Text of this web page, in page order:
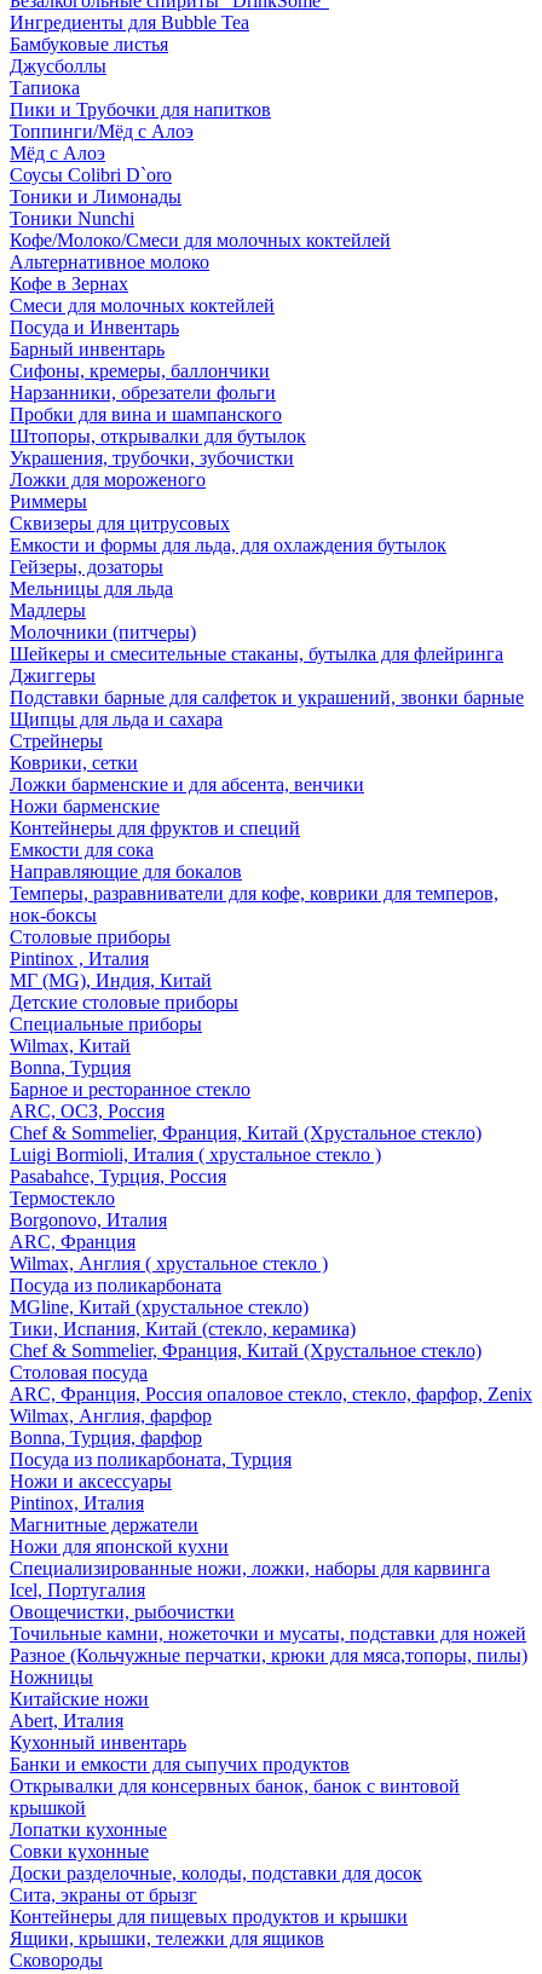
Ингредиенты для Bubble Tea
Бамбуковые листья
Джусболлы
Тапиока
Пики и Трубочки для напитков
Топпинги/Мёд с Алоэ
Мёд с Алоэ
Соусы Colibri D`oro
Тоники и Лимонады
Тоники Nunchi
Кофе/Молоко/Смеси для молочных коктейлей
Альтернативное молоко
Кофе в Зернах
Смеси для молочных коктейлей
Посуда и Инвентарь
Барный инвентарь
Сифоны, кремеры, баллончики
Нарзанники, обрезатели фольги
Пробки для вина и шампанского
Штопоры, открывалки для бутылок
Украшения, трубочки, зубочистки
Ложки для мороженого
Риммеры
Сквизеры для цитрусовых
Емкости и формы для льда, для охлаждения бутылок
Гейзеры, дозаторы
Мельницы для льда
Мадлеры
Молочники (питчеры)
Шейкеры и смесительные стаканы, бутылка для флейринга
Джиггеры
Подставки барные для салфеток и украшений, звонки барные
Щипцы для льда и сахара
Стрейнеры
Коврики, сетки
Ложки барменские и для абсента, венчики
Ножи барменские
Контейнеры для фруктов и специй
Емкости для сока
Направляющие для бокалов
Темперы, разравниватели для кофе, коврики для темперов,
нок-боксы
Столовые приборы
Pintinox , Италия
МГ (MG), Индия, Китай
Детские столовые приборы
Специальные приборы
Wilmax, Китай
Bonna, Турция
Барное и ресторанное стекло
ARC, ОСЗ, Россия
Chef & Sommelier, Франция, Китай (Хрустальное стекло)
Luigi Bormioli, Италия ( хрустальное стекло )
Pasabahce, Турция, Россия
Термостекло
Borgonovo, Италия
ARC, Франция
Wilmax, Англия ( хрустальное стекло )
Посуда из поликарбоната
MGline, Китай (хрустальное стекло)
Тики, Испания, Китай (стекло, керамика)
Chef & Sommelier, Франция, Китай (Хрустальное стекло)
Столовая посуда
ARC, Франция, Россия опаловое стекло, стекло, фарфор, Zenix
Wilmax, Англия, фарфор
Bonna, Турция, фарфор
Посуда из поликарбоната, Турция
Ножи и аксессуары
Pintinox, Италия
Магнитные держатели
Ножи для японской кухни
Специализированные ножи, ложки, наборы для карвинга
Icel, Португалия
Овощечистки, рыбочистки
Точильные камни, ножеточки и мусаты, подставки для ножей
Разное (Кольчужные перчатки, крюки для мяса,топоры, пилы)
Ножницы
Китайские ножи
Abert, Италия
Кухонный инвентарь
Банки и емкости для сыпучих продуктов
Открывалки для консервных банок, банок с винтовой
крышкой
Лопатки кухонные
Совки кухонные
Доски разделочные, колоды, подставки для досок
Сита, экраны от брызг
Контейнеры для пищевых продуктов и крышки
Ящики, крышки, тележки для ящиков
Сковороды